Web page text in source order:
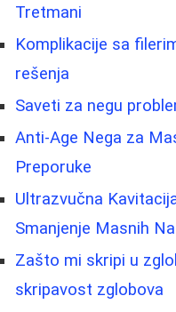
Tretmani
Komplikacije sa
rešenja
Saveti za negu
Anti-Age Nega za
Preporuke
Ultrazvučna
Smanjenje Masnih
Zašto mi skripi u
skripavost zglobova